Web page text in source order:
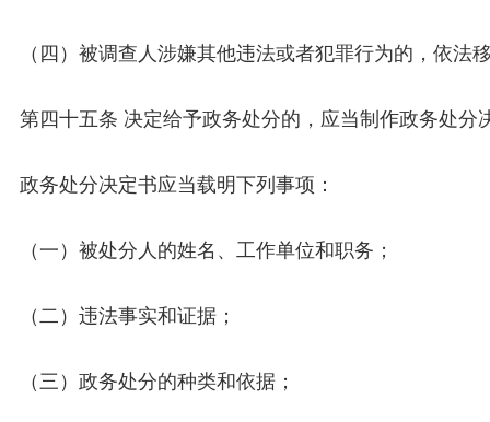
（四）被调查人涉嫌其他违法或者犯罪行为的，依法
第四十五条 决定给予政务处分的，应当制作政务处分
政务处分决定书应当载明下列事项：
（一）被处分人的姓名、工作单位和职务；
（二）违法事实和证据；
（三）政务处分的种类和依据；